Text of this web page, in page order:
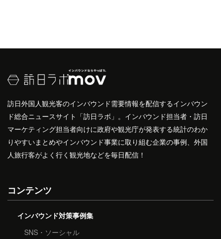
訪日外国人観光客のインバウンド需要情報を配信するインバウン
ド総合ニュースサイト「訪日ラボ」。インバウンド担当者・訪日
マーケティング担当者向けに政府や観光庁が発表する統計のわか
りやすいまとめやインバウンド事業に取り組む企業の事例、外国
人旅行客がよく行く観光地などを毎日配信！
コンテンツ
インバウンド対策事例集
SNS・ソーシャル